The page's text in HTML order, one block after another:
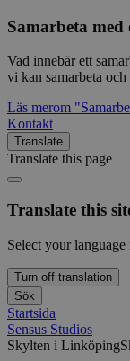
Samarbeta med
Vad innebär ett
vi kan samarbeta
Läs merom
Kontakt
Translate
Translate this page
Translate this
Select your
Turn off translation
Sök
Startsida
Sensus Studios
Skylten i Linköping